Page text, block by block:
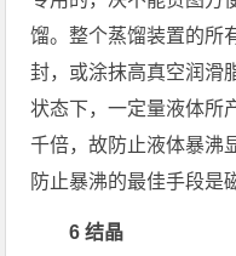
馏。整个蒸馏装置的所
封，或涂抹高真空润滑
状态下，一定量液体所
千倍，故防止液体暴沸
防止暴沸的最佳手段是
6 结晶